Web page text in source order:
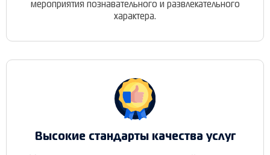
мероприятия познавательного и развлекательного
характера.
Высокие стандарты качества услуг